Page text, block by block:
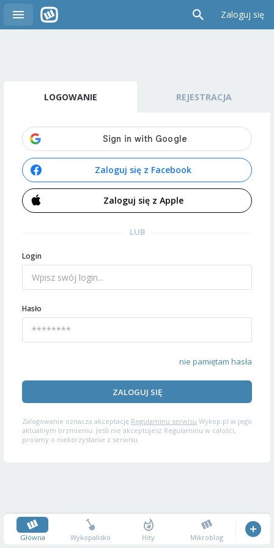
Zaloguj się
LOGOWANIE REJESTRACJA
Zaloguj się z Facebook
Zaloguj się z Apple
LUB
Login
Hasło
nie pamiętam hasła
ZALOGUJ SIĘ
Zalogowanie oznacza akceptację Regulaminu serwisu Wykop.pl w jego
aktualnym brzmieniu. Jeśli nie akceptujesz Regulaminu w całości,
prosimy o niekorzystanie z serwisu.
Główna Wykopalisko Hity Mikroblog